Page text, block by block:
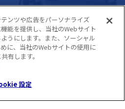
Cookie 設定
ンツや広告をパーソナライズ
能を提供し、当社のWebサイト
うにします。また、ソーシャル
に、当社のWebサイトの使用に
有します。
設定